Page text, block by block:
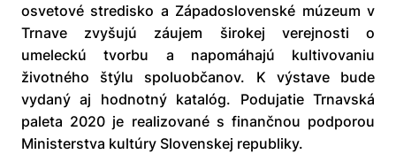
osvetové stredisko a Západoslovenské múzeum v
Trnave zvyšujú záujem širokej verejnosti o
umeleckú tvorbu a napomáhajú kultivovaniu
životného štýlu spoluobčanov. K výstave bude
vydaný aj hodnotný katalóg. Podujatie Trnavská
paleta 2020 je realizované s finančnou podporou
Ministerstva kultúry Slovenskej republiky.